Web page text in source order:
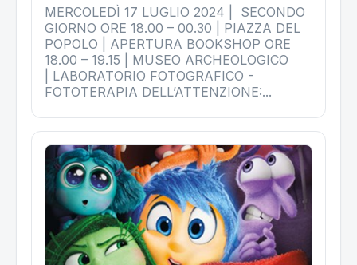
MERCOLEDÌ 17 LUGLIO 2024 | SECONDO
GIORNO ORE 18.00 – 00.30 | PIAZZA DEL
POPOLO | APERTURA BOOKSHOP ORE
18.00 – 19.15 | MUSEO ARCHEOLOGICO
| LABORATORIO FOTOGRAFICO -
FOTOTERAPIA DELL’ATTENZIONE:...